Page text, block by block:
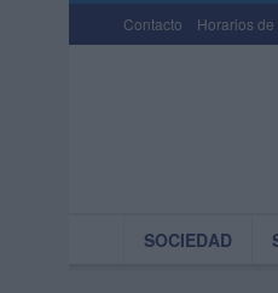
Contacto Horarios
SOCIEDAD